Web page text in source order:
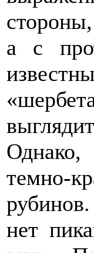
а с
темно-
нет